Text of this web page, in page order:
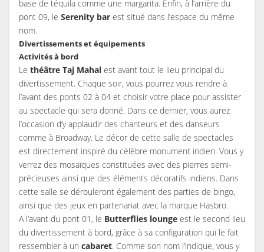
base de téquila comme une margarita. Enfin, à l’arrière du
pont 09, le Serenity bar est situé dans l’espace du même
nom.
Divertissements et équipements
Activités à bord
Le théâtre Taj Mahal est avant tout le lieu principal du
divertissement. Chaque soir, vous pourrez vous rendre à
l’avant des ponts 02 à 04 et choisir votre place pour assister
au spectacle qui sera donné. Dans ce dernier, vous aurez
l’occasion d’y applaudir des chanteurs et des danseurs
comme à Broadway. Le décor de cette salle de spectacles
est directement inspiré du célèbre monument indien. Vous y
verrez des mosaïques constituées avec des pierres semi-
précieuses ainsi que des éléments décoratifs indiens. Dans
cette salle se dérouleront également des parties de bingo,
ainsi que des jeux en partenariat avec la marque Hasbro.
A l’avant du pont 01, le Butterflies lounge est le second lieu
du divertissement à bord, grâce à sa configuration qui le fait
ressembler à un cabaret. Comme son nom l’indique, vous y